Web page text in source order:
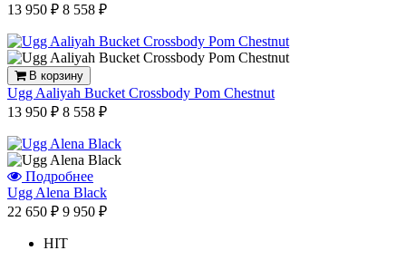
13 950 ₽ 8 558 ₽
В корзину
Ugg Aaliyah Bucket Crossbody Pom Chestnut
13 950 ₽ 8 558 ₽
Подробнее
Ugg Alena Black
22 650 ₽ 9 950 ₽
HIT